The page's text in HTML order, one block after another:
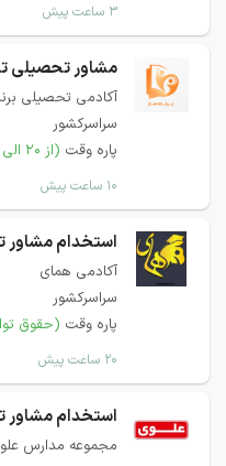
۳ ساعت پیش
مشاور تحصیلی
آکادمی تحصیلی
سراسرکشور
پاره وقت (از ۲۰ الی ۲۵ میلیون)
۱۰ ساعت پیش
استخدام
آکادمی همای
سراسرکشور
پاره وقت (حقوق
۲۰ ساعت پیش
استخدام
مجموعه مدارس